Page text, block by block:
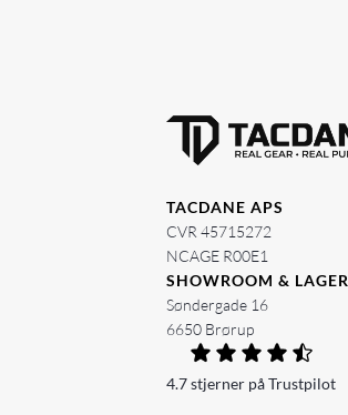
TACDANE APS
CVR 45715272
NCAGE R00E1
SHOWROOM & LAGER
Søndergade 16
6650 Brørup
4.7 stjerner på Trustpilot